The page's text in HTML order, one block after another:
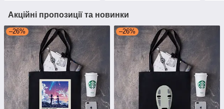
Акційні пропозиції та новинки
–26% –26%